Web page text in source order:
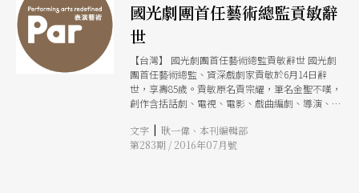
國光劇團首任藝術總監貢敏辭
世
【台灣】 國光劇團首任藝術總監貢敏辭世 國光劇
團首任藝術總監、資深戲劇家貢敏於6月14日辭
世，享壽85歲。貢敏原名貢宗耀，筆名金聖不嘆，
創作含括話劇、電視、電影、戲曲編劇、導演、評
貢敏，由於父親喜愛京劇，從小就對戲劇深感興
趣，1948年加入國民軍話劇隊，演出話劇、平劇，
文字 | 耿一偉、本刊編輯部
第283期 / 2016年07月號